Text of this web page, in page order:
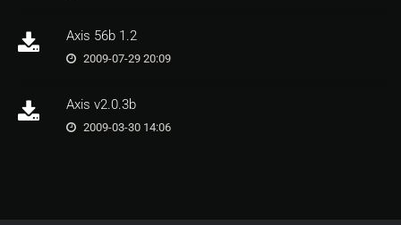
Axis 56b 1.2
2009-07-29 20:09
Axis v2.0.3b
2009-03-30 14:06